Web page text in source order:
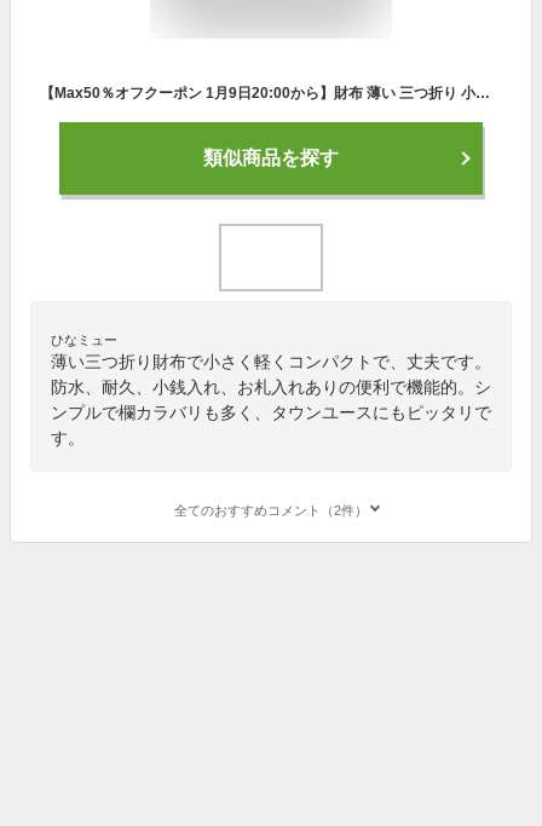
【Max50％オフクーポン 1月9日20:00から】財布 薄い 三つ折り 小さめ 軽い 丈夫 ターポリン ウォレット コンパクト ミニ 防水 耐久 ユニセックス レディース メンズ カジュアル シンプル レジャー アウトドア プロペラヘッズ カード 小銭入れ お札 機能的
類似商品を探す
ひなミュー
薄い三つ折り財布で小さく軽くコンパクトで、丈夫です。
防水、耐久、小銭入れ、お札入れありの便利で機能的。シ
ンプルで欄カラバリも多く、タウンユースにもピッタリで
す。
全てのおすすめコメント（2件）